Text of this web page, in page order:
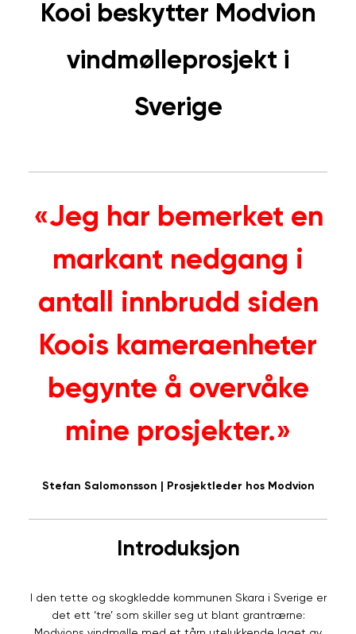
Kooi beskytter Modvion
vindmølleprosjekt i
Sverige
«Jeg har bemerket en
markant nedgang i
antall innbrudd siden
Koois kameraenheter
begynte å overvåke
mine prosjekter.»
Stefan Salomonsson | Prosjektleder hos Modvion
Introduksjon
I den tette og skogkledde kommunen Skara i Sverige er
det ett ‘tre’ som skiller seg ut blant grantrærne: